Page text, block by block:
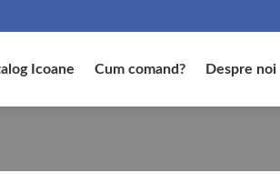
Icoane Cum comand? Despre noi